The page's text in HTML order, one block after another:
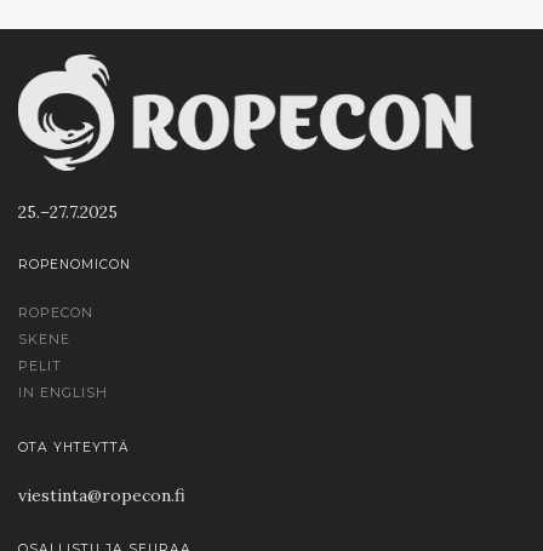
25.–27.7.2025
ROPENOMICON
ROPECON
SKENE
PELIT
IN ENGLISH
OTA YHTEYTTÄ
viestinta@ropecon.fi